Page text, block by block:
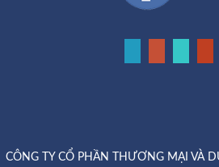
CÔNG TY CỔ PHẦN THƯƠNG MẠI VÀ